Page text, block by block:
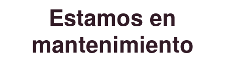
Estamos en
mantenimiento